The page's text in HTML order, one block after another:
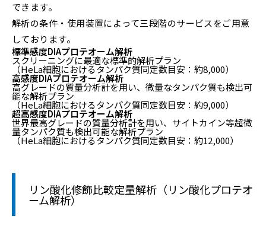
できます。
解析の条件・使用装置によって三段階のサービスをご用意
しております。
標準感度DIAプロテオーム解析
スクリーニングに最適な標準的解析プラン
（HeLa細胞におけるタンパク質同定数目安：約8,000）
高感度DIAプロテオーム解析
高グレードの質量分析計を用い、微量なタンパク質も検出可
能な解析プラン
（HeLa細胞におけるタンパク質同定数目安：約9,000）
超高感度DIAプロテオーム解析
世界最高グレードの質量分析計を用い、サイトカイン等超微
量タンパク質も検出可能な解析プラン
（HeLa細胞におけるタンパク質同定数目安：約12,000）
リン酸化修飾比較定量解析（リン酸化プロテオ
ーム解析）